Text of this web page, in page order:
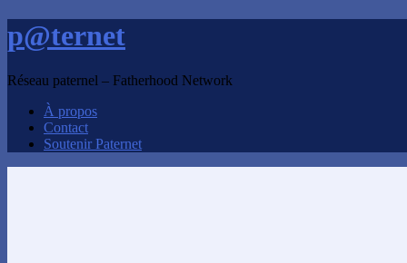
p@ternet
Réseau paternel – Fatherhood Network
À propos
Contact
Soutenir Paternet